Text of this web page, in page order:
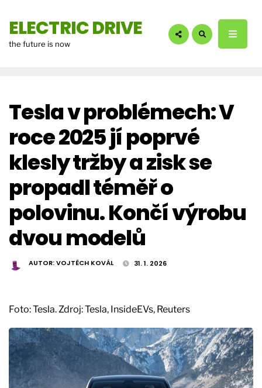
ELECTRIC DRIVE
the future is now
Tesla v problémech: V
roce 2025 jí poprvé
klesly tržby a zisk se
propadl téměř o
polovinu. Končí výrobu
dvou modelů
AUTOR:VOJTĚCH KOVÁL 31. 1. 2026
Foto: Tesla. Zdroj: Tesla, InsideEVs, Reuters